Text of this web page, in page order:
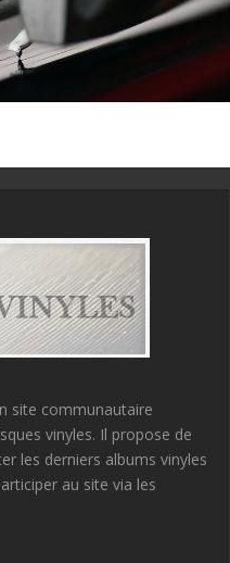
site communautaire
vinyles. Il propose de
les derniers albums vinyles
au site via les